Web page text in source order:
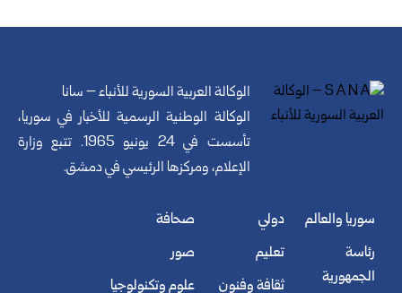
الوكالة العربية السورية للأنباء – سانا
الوكالة الوطنية الرسمية للأخبار في سوريا،
تأسست في 24 يونيو 1965. تتبع وزارة
الإعلام، ومركزها الرئيسي في دمشق.
سوريا والعالم
رئاسة
الجمهورية
دولي
تعليم
ثقافة وفنون
صحافة
صور
علوم وتكنولوجيا